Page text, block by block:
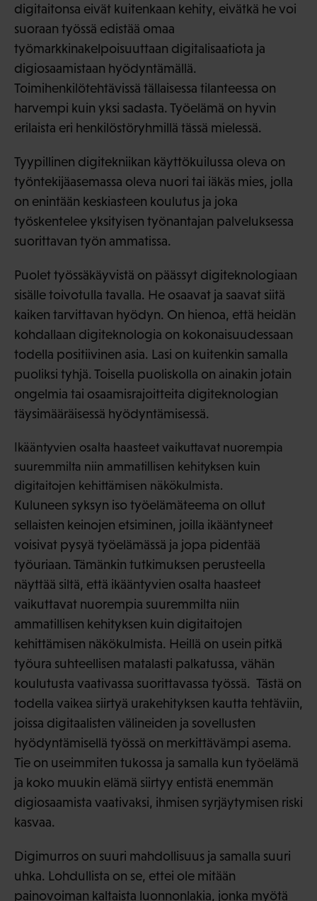
digitaitonsa eivät kuitenkaan kehity, eivätkä he voi
suoraan työssä edistää omaa
työmarkkinakelpoisuuttaan digitalisaatiota ja
digiosaamistaan hyödyntämällä.
Toimihenkilötehtävissä tällaisessa tilanteessa on
harvempi kuin yksi sadasta. Työelämä on hyvin
erilaista eri henkilöstöryhmillä tässä mielessä.
Tyypillinen digitekniikan käyttökuilussa oleva on
työntekijäasemassa oleva nuori tai iäkäs mies, jolla
on enintään keskiasteen koulutus ja joka
työskentelee yksityisen työnantajan palveluksessa
suorittavan työn ammatissa.
Puolet työssäkäyvistä on päässyt digiteknologiaan
sisälle toivotulla tavalla. He osaavat ja saavat siitä
kaiken tarvittavan hyödyn. On hienoa, että heidän
kohdallaan digiteknologia on kokonaisuudessaan
todella positiivinen asia. Lasi on kuitenkin samalla
puoliksi tyhjä. Toisella puoliskolla on ainakin jotain
ongelmia tai osaamisrajoitteita digiteknologian
täysimääräisessä hyödyntämisessä.
Ikääntyvien osalta haasteet vaikuttavat nuorempia
suuremmilta niin ammatillisen kehityksen kuin
digitaitojen kehittämisen näkökulmista.
Kuluneen syksyn iso työelämäteema on ollut
sellaisten keinojen etsiminen, joilla ikääntyneet
voisivat pysyä työelämässä ja jopa pidentää
työuriaan. Tämänkin tutkimuksen perusteella
näyttää siltä, että ikääntyvien osalta haasteet
vaikuttavat nuorempia suuremmilta niin
ammatillisen kehityksen kuin digitaitojen
kehittämisen näkökulmista. Heillä on usein pitkä
työura suhteellisen matalasti palkatussa, vähän
koulutusta vaativassa suorittavassa työssä. Tästä on
todella vaikea siirtyä urakehityksen kautta tehtäviin,
joissa digitaalisten välineiden ja sovellusten
hyödyntämisellä työssä on merkittävämpi asema.
Tie on useimmiten tukossa ja samalla kun työelämä
ja koko muukin elämä siirtyy entistä enemmän
digiosaamista vaativaksi, ihmisen syrjäytymisen riski
kasvaa.
Digimurros on suuri mahdollisuus ja samalla suuri
uhka. Lohdullista on se, ettei ole mitään
painovoiman kaltaista luonnonlakia, jonka myötä